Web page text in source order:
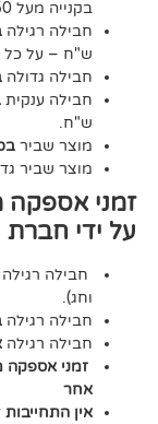
בכל הארץ– 35 ש"ח –
בכל הארץ – קרטון מעל
בכל הארץ
בכל הארץ– עד 49 ס"מ – 60 ש"ח.
גדול
בכל הארץ– מעל 50 ס"מ –
מוערכים
המשלוחים:
באזור ירושלים
בכל הארץ1-5 ימי עסקים
אזורים חריגים1-7 ימי עסקים
מתייחסים
לזמני אספקה.